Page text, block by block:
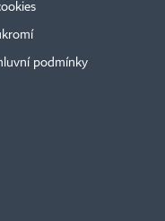
podmínky